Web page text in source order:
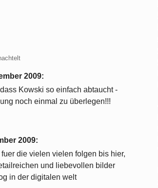
2009:
Kowski so einfach abtaucht -
noch einmal zu überlegen!!!
2009:
die vielen vielen folgen bis hier,
und liebevollen bilder
in der digitalen welt